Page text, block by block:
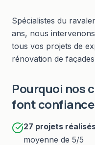
Spécialistes du
ans, nous
tous vos projets de
rénovation de façades
Pourquoi nos
font confiance
27 projets
moyenne de 5/5